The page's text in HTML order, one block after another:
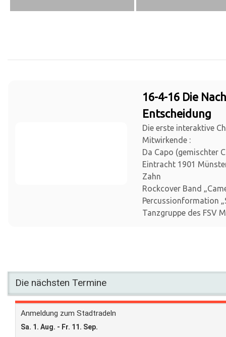
16-4-16 Die
Entscheidung
Die erste interaktive
Mitwirkende :
Da Capo (gemischter
Eintracht 1901
Zahn
Rockcover Band
Percussionformation
Tanzgruppe des FSV
Die nächsten Termine